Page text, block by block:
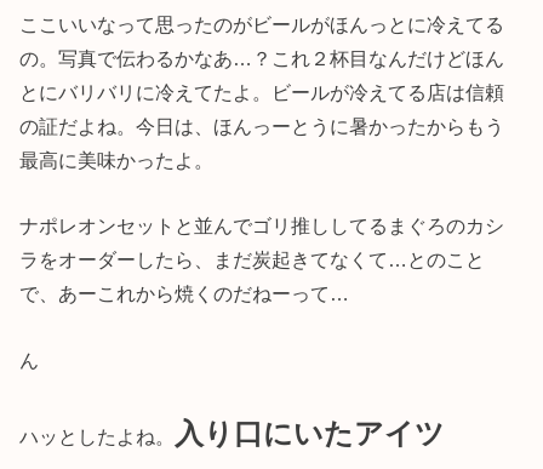
ここいいなって思ったのがビールがほんっとに冷えてる
の。写真で伝わるかなあ…？これ２杯目なんだけどほん
とにバリバリに冷えてたよ。ビールが冷えてる店は信頼
の証だよね。今日は、ほんっーとうに暑かったからもう
最高に美味かったよ。
ナポレオンセットと並んでゴリ推ししてるまぐろのカシ
ラをオーダーしたら、まだ炭起きてなくて…とのこと
で、あーこれから焼くのだねーって…
ん
ハッとしたよね。
入り口にいたアイツ